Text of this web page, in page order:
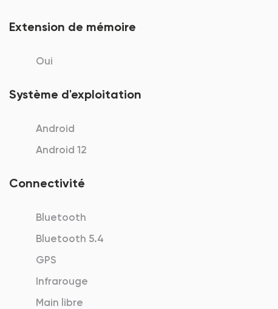
Extension de mémoire
Oui
Système d'exploitation
Android
Android 12
Connectivité
Bluetooth
Bluetooth 5.4
GPS
Infrarouge
Main libre